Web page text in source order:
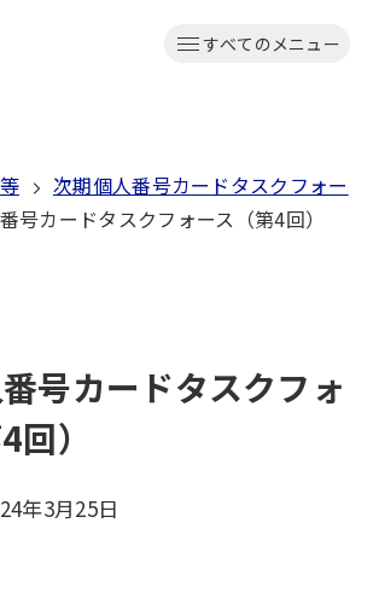
すべてのメニュー
次期個人番号カードタスクフォー
号カードタスクフォース（第4回）
号カードタスクフォ
）
年3月25日